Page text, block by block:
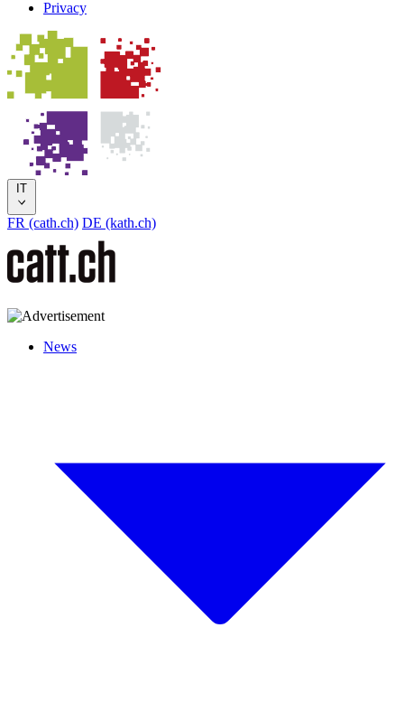
Privacy
IT
FR (cath.ch) DE (kath.ch)
News